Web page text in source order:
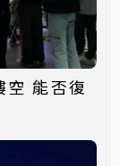
空 能否復